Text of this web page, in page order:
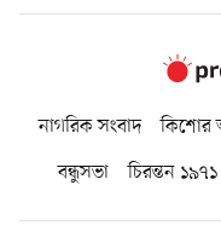
নাগরিক সংবাদ
বন্ধুসভা
চিরন্তন ১৯৭১